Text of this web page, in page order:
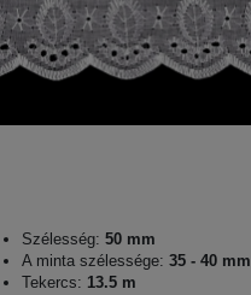
Szélesség: 50 mm
A minta szélessége: 35 - 40 mm
Tekercs: 13.5 m